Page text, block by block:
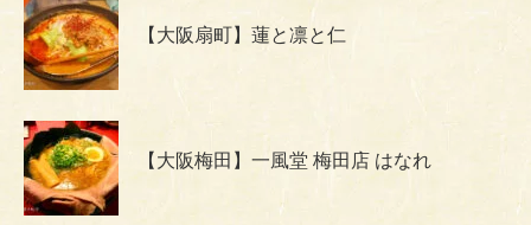
【大阪扇町】蓮と凛と仁
【大阪梅田】一風堂 梅田店 はなれ